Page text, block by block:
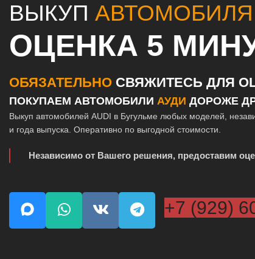
ВЫКУП АВТОМОБИЛЯ
ОЦЕНКА 5
ОБЯЗАТЕЛЬНО СВЯЖИТЕСЬ ДЛЯ
ПОКУПАЕМ АВТОМОБИЛИ АУДИ ДОРОЖЕ
Выкуп автомобилей AUDI в Бугульме любых моделей,
и года выпуска. Оперативно по выгодной стоимости.
Независимо от Вашего решения, предоставим
+7 (929)